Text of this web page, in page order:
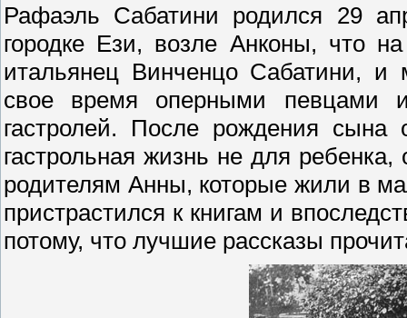
Рафаэль Сабатини родился 29
городке Ези, возле Анконы, что
итальянец Винченцо Сабатини,
свое время оперными певцами
гастролей. После рождения
гастрольная жизнь не для
родителям Анны, которые жили в
пристрастился к книгам и
потому, что лучшие рассказы